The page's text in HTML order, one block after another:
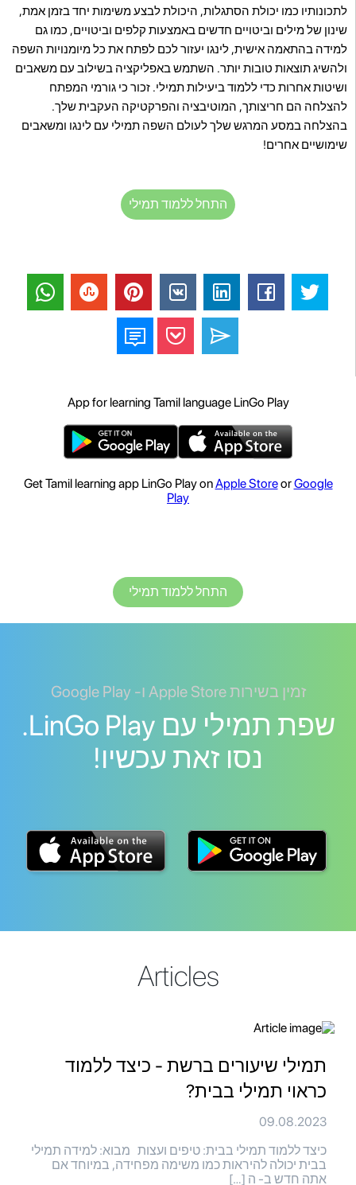
לתכונותיו כמו יכולת הסתגלות, היכולת לבצע משימות יחד בזמן אמת,
שינון של מילים וביטויים חדשים באמצעות קלפים וביטויים, כמו גם
למידה בהתאמה אישית, לינגו יעזור לכם לפתח את כל מיומנויות השפה
ולהשיג תוצאות טובות יותר. השתמש באפליקציה בשילוב עם משאבים
ושיטות אחרות כדי ללמוד ביעילות תמילי. זכור כי גורמי המפתח
להצלחה הם חריצותך, המוטיבציה והפרקטיקה העקבית שלך.
בהצלחה במסע המרגש שלך לעולם השפה תמילי עם לינגו ומשאבים
שימושיים אחרים!
התחל ללמוד תמילי
App for learning Tamil language LinGo Play
Get Tamil learning app LinGo Play onApple StoreorGoogle
Play
התחל ללמוד תמילי
זמין בשירות Apple Store ו- Google Play
שפת תמילי עם LinGo Play.
נסו זאת עכשיו!
Articles
תמילי שיעורים ברשת - כיצד ללמוד
כראוי תמילי בבית?
09.08.2023
כיצד ללמוד תמילי בבית: טיפים ועצות מבוא: למידה תמילי
בבית יכולה להיראות כמו משימה מפחידה, במיוחד אם
אתה חדש ב- ה […]